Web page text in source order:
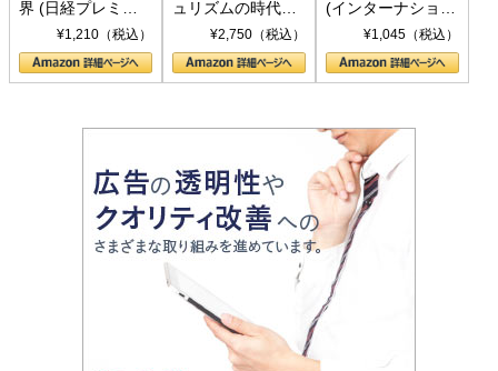
界 (日経プレミア
シリーズ)¥1,210（税込）
ュリズムの時代：
〈ヤヌス〉の二つ
の顔
¥2,750（税込）
(インターナショナ
ル新書)¥1,045（税込）